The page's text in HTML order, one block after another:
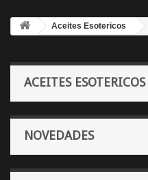
Aceites Esotericos
ACEITES ESOTERICOS
NOVEDADES